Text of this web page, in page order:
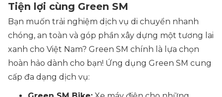
Tiện lợi cùng Green SM
Bạn muốn trải nghiệm dịch vụ di chuyển nhanh
chóng, an toàn và góp phần xây dựng một tương lai
xanh cho Việt Nam? Green SM chính là lựa chọn
hoàn hảo dành cho bạn! Ứng dụng Green SM cung
cấp đa dạng dịch vụ: